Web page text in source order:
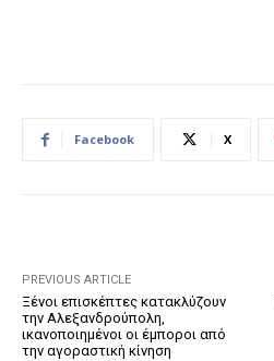
Facebook X
PREVIOUS ARTICLE
Ξένοι επισκέπτες κατακλύζουν
την Αλεξανδρούπολη,
ικανοποιημένοι οι έμποροι από
την αγοραστική κίνηση